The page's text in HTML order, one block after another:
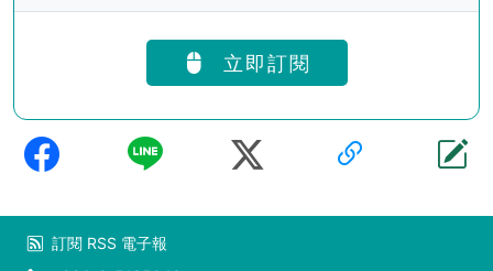
立即訂閱
訂閱 RSS 電子報